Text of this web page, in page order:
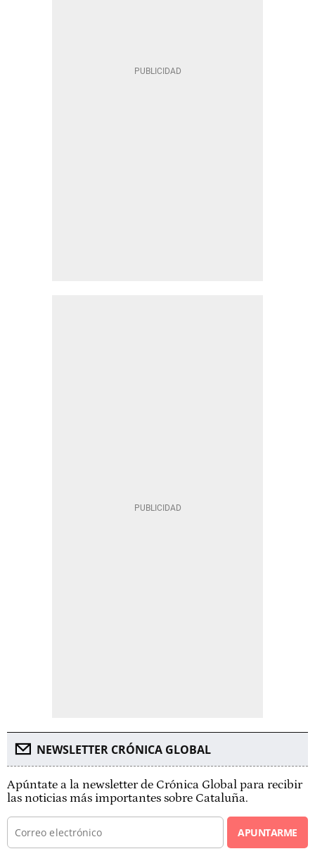
NEWSLETTER CRÓNICA GLOBAL
Apúntate a la newsletter de Crónica Global para recibir
las noticias más importantes sobre Cataluña.
APUNTARME